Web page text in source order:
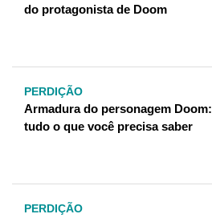
do protagonista de Doom
PERDIÇÃO
Armadura do personagem Doom:
tudo o que você precisa saber
PERDIÇÃO